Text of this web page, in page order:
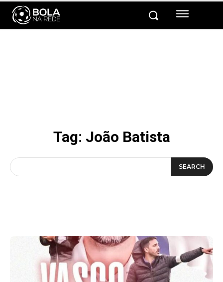
Tag: João Batista
SEARCH